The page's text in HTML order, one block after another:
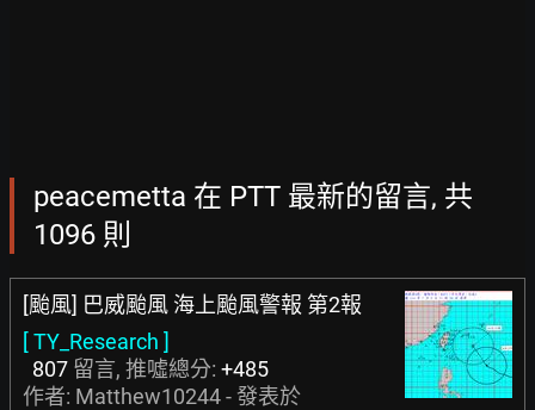
peacemetta 在 PTT 最新的留言, 共
1096 則
[颱風] 巴威颱風 海上颱風警報 第2報
[ TY_Research ]
807 留言, 推噓總分: +485
作者: Matthew10244- 發表於